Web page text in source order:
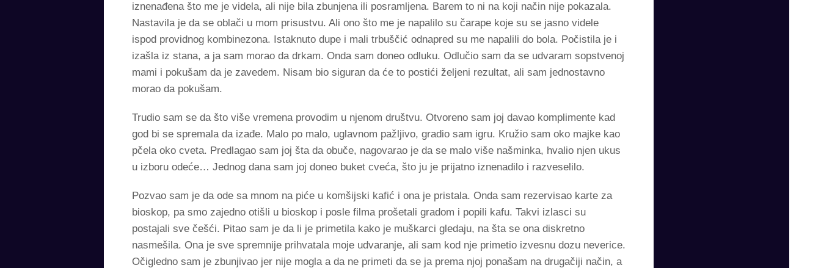
iznenađena što me je videla, ali nije bila zbunjena ili posramljena. Barem to ni na koji način nije pokazala.
Nastavila je da se oblači u mom prisustvu. Ali ono što me je napalilo su čarape koje su se jasno videle
ispod providnog kombinezona. Istaknuto dupe i mali trbuščić odnapred su me napalili do bola. Počistila je i
izašla iz stana, a ja sam morao da drkam. Onda sam doneo odluku. Odlučio sam da se udvaram sopstvenoj
mami i pokušam da je zavedem. Nisam bio siguran da će to postići željeni rezultat, ali sam jednostavno
morao da pokušam.
Trudio sam se da što više vremena provodim u njenom društvu. Otvoreno sam joj davao komplimente kad
god bi se spremala da izađe. Malo po malo, uglavnom pažljivo, gradio sam igru. Kružio sam oko majke kao
pčela oko cveta. Predlagao sam joj šta da obuče, nagovarao je da se malo više našminka, hvalio njen ukus
u izboru odeće… Jednog dana sam joj doneo buket cveća, što ju je prijatno iznenadilo i razveselilo.
Pozvao sam je da ode sa mnom na piće u komšijski kafić i ona je pristala. Onda sam rezervisao karte za
bioskop, pa smo zajedno otišli ​​u bioskop i posle filma prošetali gradom i popili kafu. Takvi izlasci su
postajali sve češći. Pitao sam je da li je primetila kako je muškarci gledaju, na šta se ona diskretno
nasmešila. Ona je sve spremnije prihvatala moje udvaranje, ali sam kod nje primetio izvesnu dozu neverice.
Očigledno sam je zbunjivao jer nije mogla a da ne primeti da se ja prema njoj ponašam na drugačiji način, a